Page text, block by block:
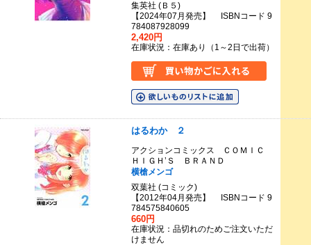
集英社 (Ｂ５)
【2024年07月発売】 ISBNコード 9
784087928099
2,420円
在庫状況：在庫あり（1～2日で出荷）
はるわか ２
アクションコミックス ＣＯＭＩＣ
ＨＩＧＨ’Ｓ ＢＲＡＮＤ
横槍メンゴ
双葉社 (コミック)
【2012年04月発売】 ISBNコード 9
784575840605
660円
在庫状況：品切れのためご注文いただ
けません